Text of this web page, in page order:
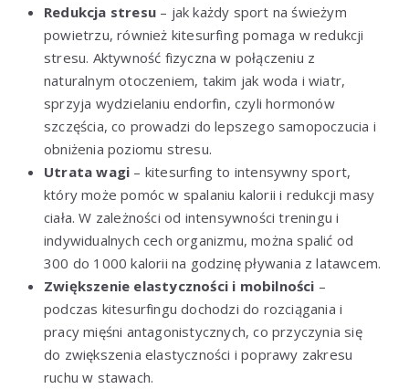
Redukcja stresu – jak każdy sport na świeżym
powietrzu, również kitesurfing pomaga w redukcji
stresu. Aktywność fizyczna w połączeniu z
naturalnym otoczeniem, takim jak woda i wiatr,
sprzyja wydzielaniu endorfin, czyli hormonów
szczęścia, co prowadzi do lepszego samopoczucia i
obniżenia poziomu stresu.
Utrata wagi – kitesurfing to intensywny sport,
który może pomóc w spalaniu kalorii i redukcji masy
ciała. W zależności od intensywności treningu i
indywidualnych cech organizmu, można spalić od
300 do 1000 kalorii na godzinę pływania z latawcem.
Zwiększenie elastyczności i mobilności –
podczas kitesurfingu dochodzi do rozciągania i
pracy mięśni antagonistycznych, co przyczynia się
do zwiększenia elastyczności i poprawy zakresu
ruchu w stawach.